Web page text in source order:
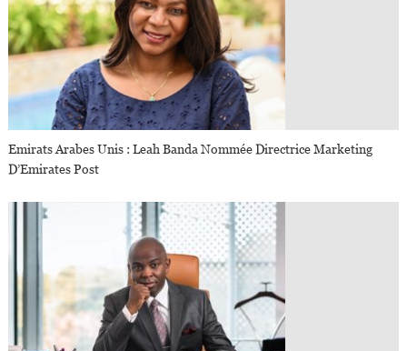
Emirats Arabes Unis : Leah Banda Nommée Directrice Marketing
D’Emirates Post